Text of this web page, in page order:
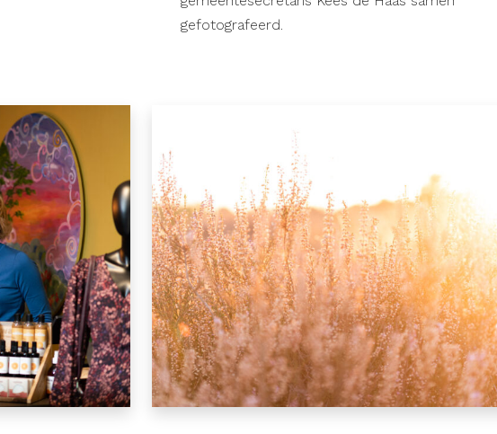
gefotografeerd.